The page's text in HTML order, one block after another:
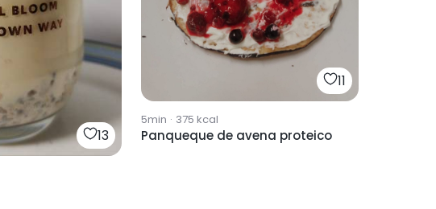
13
11
5min · 375 kcal
Panqueque de avena proteico